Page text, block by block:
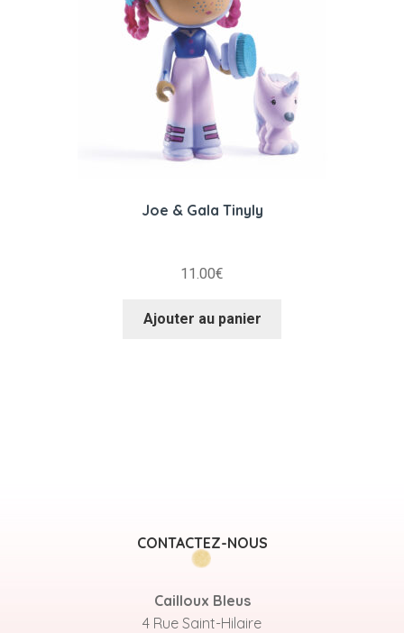
Joe & Gala Tinyly
11.00€
Ajouter au panier
CONTACTEZ-NOUS
Cailloux Bleus
4 Rue Saint-Hilaire